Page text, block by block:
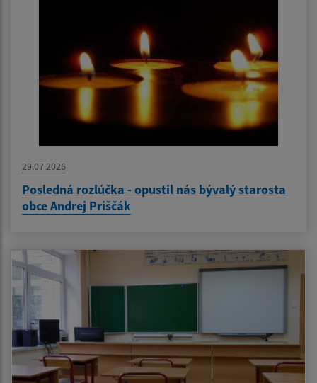
29.07.2026
Posledná rozlúčka - opustil nás bývalý starosta
obce Andrej Priščák